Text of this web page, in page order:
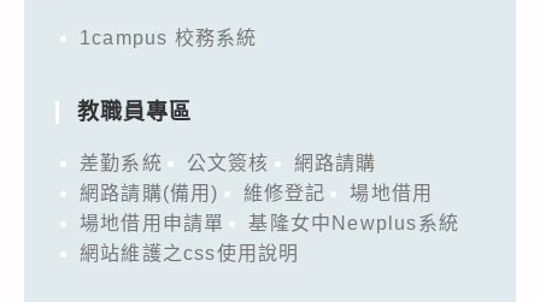
1campus 校務系統
教職員專區
差勤系統 公文簽核
網路請購
網路請購(備用)
維修登記
場地借用
場地借用申請單
基隆女中Newplus系統
網站維護之css使用說明